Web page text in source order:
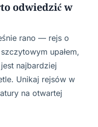
odwiedzić w
rano — rejs o
upałem,
najbardziej
Unikaj rejsów w
na otwartej